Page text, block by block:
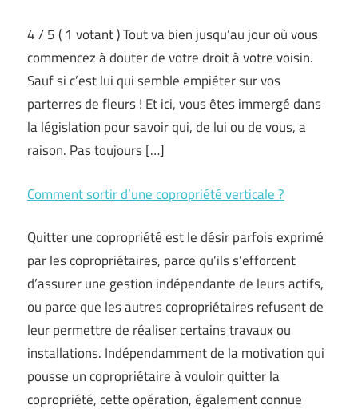
4 / 5 ( 1 votant ) Tout va bien jusqu’au jour où vous
commencez à douter de votre droit à votre voisin.
Sauf si c’est lui qui semble empiéter sur vos
parterres de fleurs ! Et ici, vous êtes immergé dans
la législation pour savoir qui, de lui ou de vous, a
raison. Pas toujours […]
Comment sortir d’une copropriété verticale ?
Quitter une copropriété est le désir parfois exprimé
par les copropriétaires, parce qu’ils s’efforcent
d’assurer une gestion indépendante de leurs actifs,
ou parce que les autres copropriétaires refusent de
leur permettre de réaliser certains travaux ou
installations. Indépendamment de la motivation qui
pousse un copropriétaire à vouloir quitter la
copropriété, cette opération, également connue